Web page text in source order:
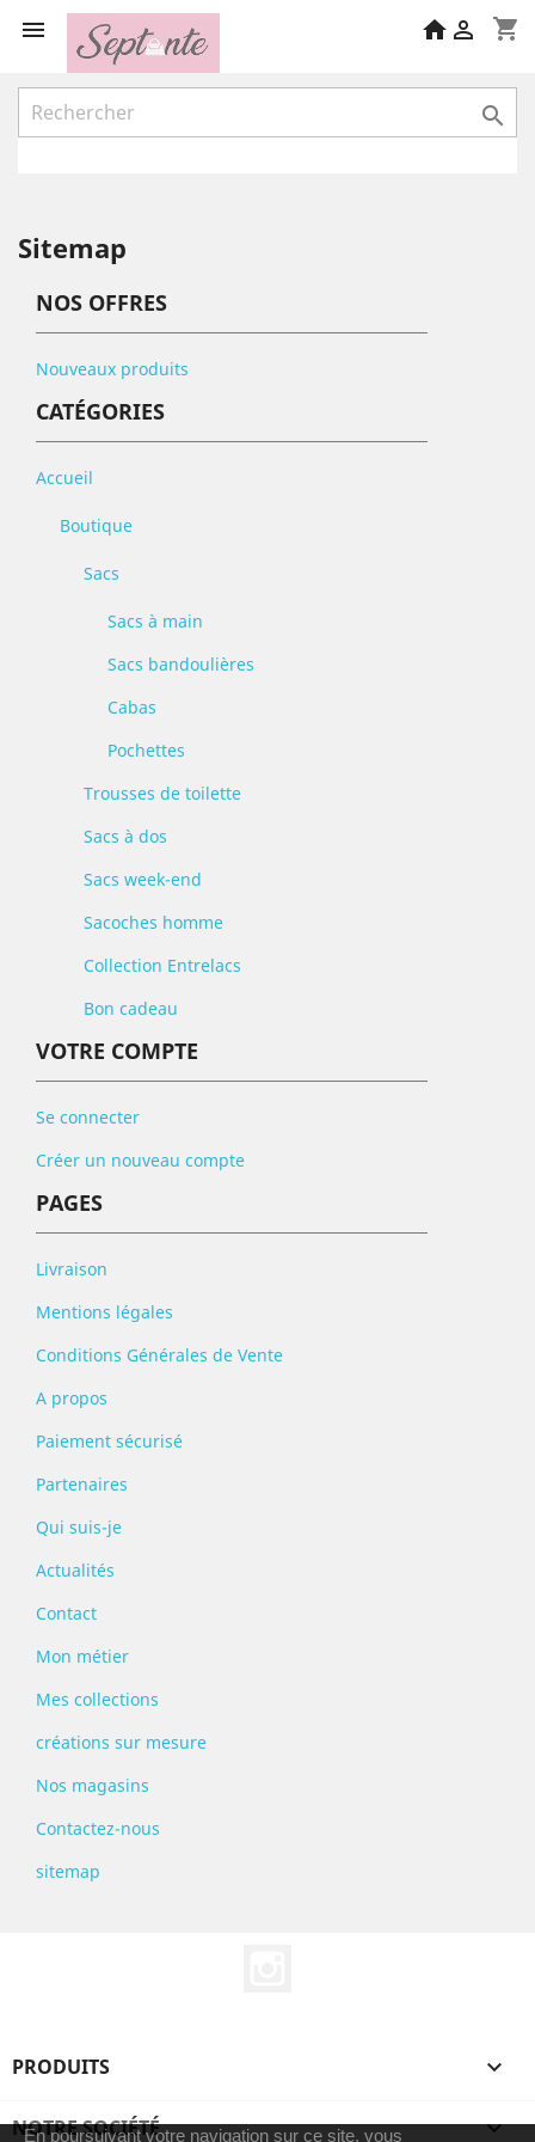
 shopping_cart
home 

Sitemap
NOS OFFRES
Nouveaux produits
CATÉGORIES
Accueil
Boutique
Sacs
Sacs à main
Sacs bandoulières
Cabas
Pochettes
Trousses de toilette
Sacs à dos
Sacs week-end
Sacoches homme
Collection Entrelacs
Bon cadeau
VOTRE COMPTE
Se connecter
Créer un nouveau compte
PAGES
Livraison
Mentions légales
Conditions Générales de Vente
A propos
Paiement sécurisé
Partenaires
Qui suis-je
Actualités
Contact
Mon métier
Mes collections
créations sur mesure
Nos magasins
Contactez-nous
sitemap
PRODUITS 
NOTRE SOCIÉTÉ 
En poursuivant votre navigation sur ce site, vous